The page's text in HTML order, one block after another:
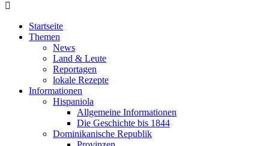
Startseite
Themen
News
Land & Leute
Reportagen
lokale Rezepte
Informationen
Hispaniola
Allgemeine Informationen
Die Geschichte bis 1844
Dominikanische Republik